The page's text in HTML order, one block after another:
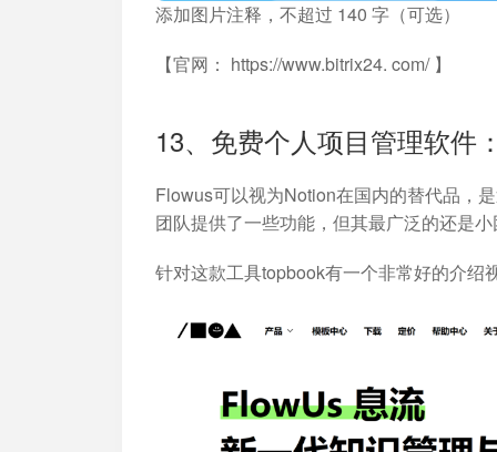
添加图片注释，不超过 140 字（可选）
【官网： https://www.bitrix24. com/ 】
13、免费个人项目管理软件
Flowus可以视为Notion在国内的替代品，
团队提供了一些功能，但其最广泛的还是
针对这款工具topbook有一个非常好的介绍